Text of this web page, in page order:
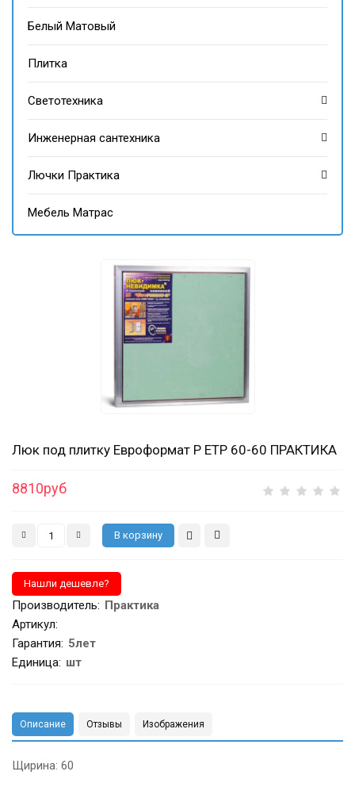
Белый Матовый
Плитка
Светотехника
Инженерная сантехника
Лючки Практика
Мебель Матрас
Люк под плитку Евроформат Р ЕТР 60-60 ПРАКТИКА
8810руб
Производитель: Практика
Артикул:
Гарантия: 5лет
Единица: шт
Описание Отзывы Изображения
Щирина: 60